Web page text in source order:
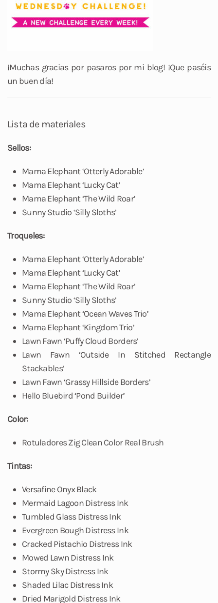
¡Muchas gracias por pasaros por mi blog! ¡Que paséis
un buen día!
Lista de materiales
Sellos:
Mama Elephant ‘Otterly Adorable’
Mama Elephant ‘Lucky Cat’
Mama Elephant ‘The Wild Roar’
Sunny Studio ‘Silly Sloths’
Troqueles:
Mama Elephant ‘Otterly Adorable’
Mama Elephant ‘Lucky Cat’
Mama Elephant ‘The Wild Roar’
Sunny Studio ‘Silly Sloths’
Mama Elephant ‘Ocean Waves Trio’
Mama Elephant ‘Kingdom Trio’
Lawn Fawn ‘Puffy Cloud Borders’
Lawn Fawn ‘Outside In Stitched Rectangle
Stackables’
Lawn Fawn ‘Grassy Hillside Borders’
Hello Bluebird ‘Pond Builder’
Color:
Rotuladores Zig Clean Color Real Brush
Tintas:
Versafine Onyx Black
Mermaid Lagoon Distress Ink
Tumbled Glass Distress Ink
Evergreen Bough Distress Ink
Cracked Pistachio Distress Ink
Mowed Lawn Distress Ink
Stormy Sky Distress Ink
Shaded Lilac Distress Ink
Dried Marigold Distress Ink